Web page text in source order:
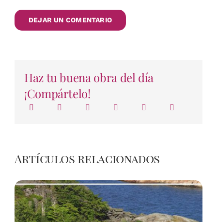
Haz tu buena obra del día
¡Compártelo!
Artículos relacionados